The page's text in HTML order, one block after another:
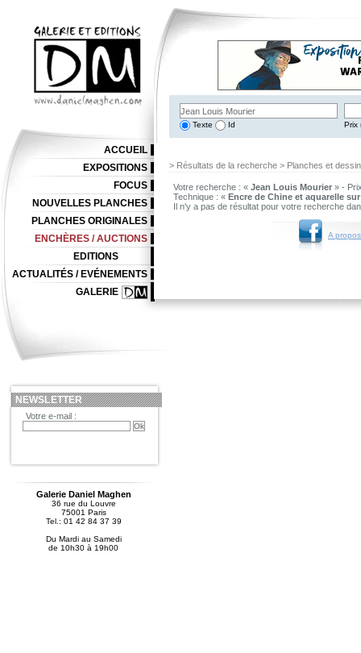
Texte Id Prix
> Résultats de la recherche > Planches et
Votre recherche : « Jean Louis Mourier » -
Technique : « Encre de Chine et aquarelle
Il n'y a pas de résultat pour votre recherche
A
ACCUEIL
EXPOSITIONS
FOCUS
NOUVELLES PLANCHES
PLANCHES ORIGINALES
ENCHÈRES / AUCTIONS
EDITIONS
ACTUALITÉS / EVÉNEMENTS
GALERIE
NEWSLETTER
Votre e-mail :
Galerie Daniel Maghen
36 rue du Louvre
75001 Paris
Tel.: 01 42 84 37 39
Du Mardi au Samedi
de 10h30 à 19h00